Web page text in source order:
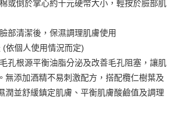
】
，台灣大哥大用戶可立即使用無須另外申請。
你分期」，訂單成立後會自動跳轉到大哥付的交易
選擇欲分期的期數、繳款截止日，確認付款後即完
及費用金額請依後續交易確認頁面所載為準。
」】
到商品之後才付款」的支付方式。 讓您購物簡單
或倒於掌心約十元硬幣大小，輕按於臉部肌
部清潔後，保濕調理肌膚使用
(依個人使用情況而定)
孔根源平衡油脂分泌及改善毛孔阻塞，讓肌
無添加酒精不易刺激配方，搭配欖仁樹葉及
潤並舒緩鎮定肌膚、平衡肌膚酸鹼值及調理